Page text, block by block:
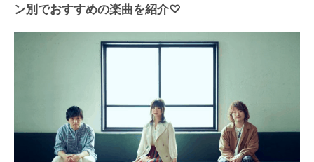
ン別でおすすめの楽曲を紹介♡